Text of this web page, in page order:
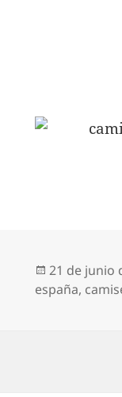
Publicado
el
21 de junio
españa,